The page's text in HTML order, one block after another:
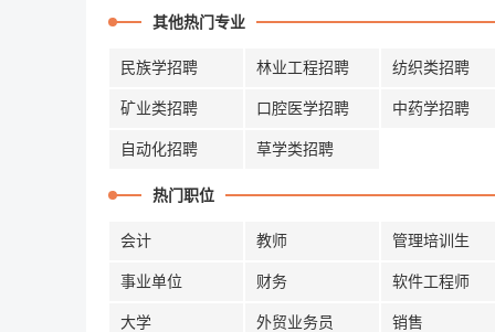
其他热门专业
民族学招聘 林业工程招聘 纺织类招聘
矿业类招聘 口腔医学招聘 中药学招聘
自动化招聘 草学类招聘
热门职位
会计 教师 管理培训生
事业单位 财务 软件工程师
大学 外贸业务员 销售